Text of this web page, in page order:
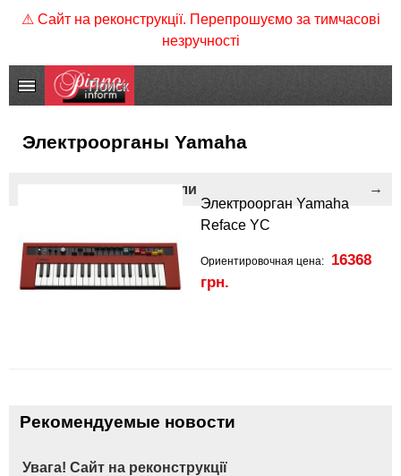
⚠ Сайт на реконструкції. Перепрошуємо за тимчасові
незручності
смотреть другие модели
Электроорганы Yamaha
Электроорган Yamaha
Reface YC
Ориентировочная цена:
16368
грн.
Рекомендуемые новости
Увага! Сайт на реконструкції